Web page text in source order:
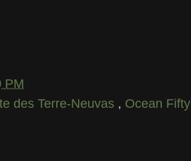
PM
des Terre-Neuvas , Ocean Fifty